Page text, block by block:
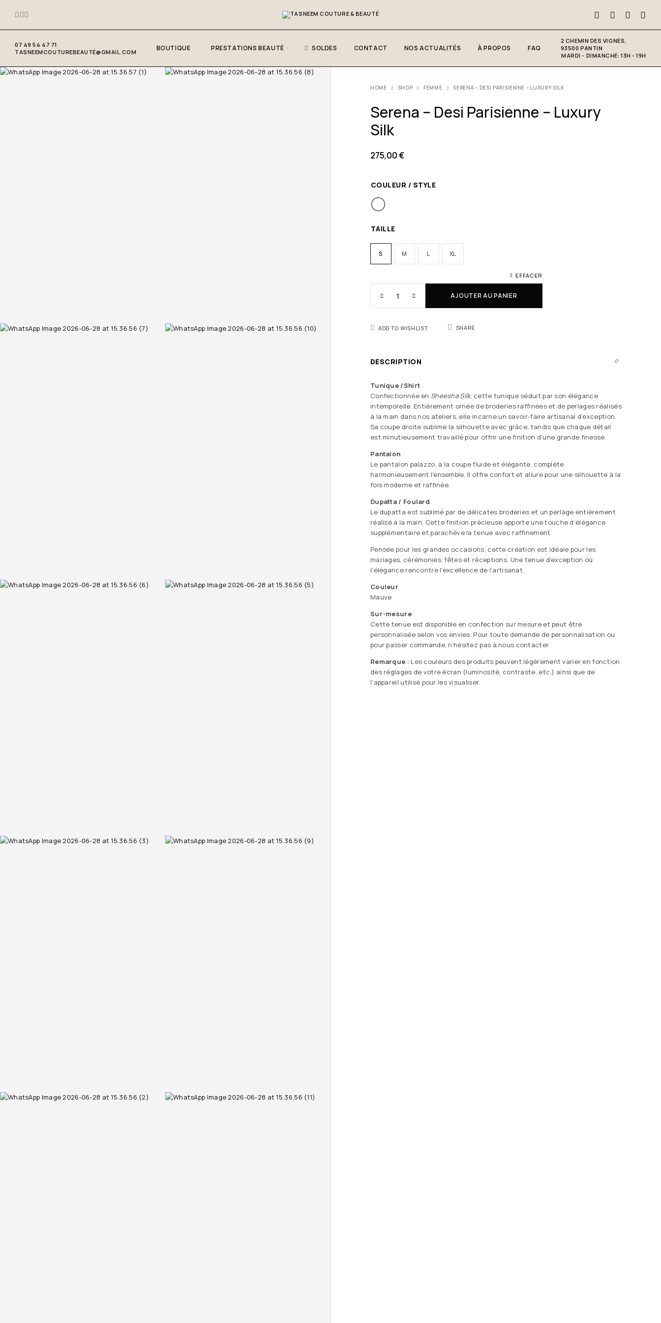
07 49 54 47 71
TASNEEMCOUTUREBEAUTÉ@GMAIL.COM
BOUTIQUE PRESTATIONS BEAUTÉ SOLDES CONTACT NOS ACTUALITÉS À PROPOS FAQ
2 CHEMIN DES VIGNES,
93500 PANTIN
MARDI - DIMANCHE: 13H - 19H
HOME SHOP FEMME SERENA – DESI PARISIENNE – LUXURY SILK
Serena – Desi Parisienne – Luxury
Silk
275,00€
COULEUR / STYLE
TAILLE
S M L XL
EFFACER
AJOUTER AU PANIER
ADD TO WISHLIST SHARE
DESCRIPTION
Tunique /Shirt
Confectionnée en Sheesha Silk, cette tunique séduit par son élégance
intemporelle. Entièrement ornée de broderies raffinées et de perlages réalisés
à la main dans nos ateliers, elle incarne un savoir-faire artisanal d’exception.
Sa coupe droite sublime la silhouette avec grâce, tandis que chaque détail
est minutieusement travaillé pour offrir une finition d’une grande finesse.
Pantalon
Le pantalon palazzo, à la coupe fluide et élégante, complète
harmonieusement l’ensemble. Il offre confort et allure pour une silhouette à la
fois moderne et raffinée.
Dupatta / Foulard
Le dupatta est sublimé par de délicates broderies et un perlage entièrement
réalisé à la main. Cette finition précieuse apporte une touche d’élégance
supplémentaire et parachève la tenue avec raffinement.
Pensée pour les grandes occasions, cette création est idéale pour les
mariages, cérémonies, fêtes et réceptions. Une tenue d’exception où
l’élégance rencontre l’excellence de l’artisanat.
Couleur
Mauve
Sur-mesure
Cette tenue est disponible en confection sur mesure et peut être
personnalisée selon vos envies. Pour toute demande de personnalisation ou
pour passer commande, n’hésitez pas à nous contacter.
Remarque : Les couleurs des produits peuvent légèrement varier en fonction
des réglages de votre écran (luminosité, contraste, etc.) ainsi que de
l’appareil utilisé pour les visualiser.